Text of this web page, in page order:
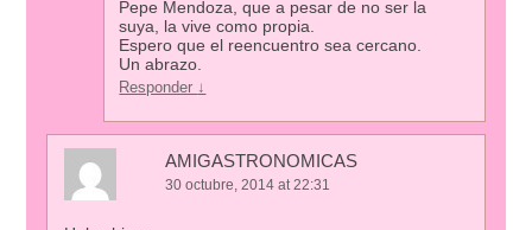
Pepe Mendoza, que a pesar de no ser la
suya, la vive como propia.
Espero que el reencuentro sea cercano.
Un abrazo.
Responder ↓
AMIGASTRONOMICAS
30 octubre, 2014 at 22:31